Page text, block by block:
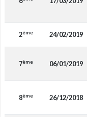
2ème 24/02/2019
7ème 06/01/2019
8ème 26/12/2018